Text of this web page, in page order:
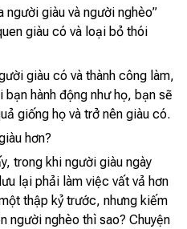
người giàu và người nghèo”
giàu có và loại bỏ thói
giàu có và thành công làm,
hành động như họ, bạn sẽ
giống họ và trở nên giàu có.
hơn?
trong khi người giàu ngày
lại phải làm việc vất vả hơn
thập kỷ trước, nhưng kiếm
người nghèo thì sao? Chuyện